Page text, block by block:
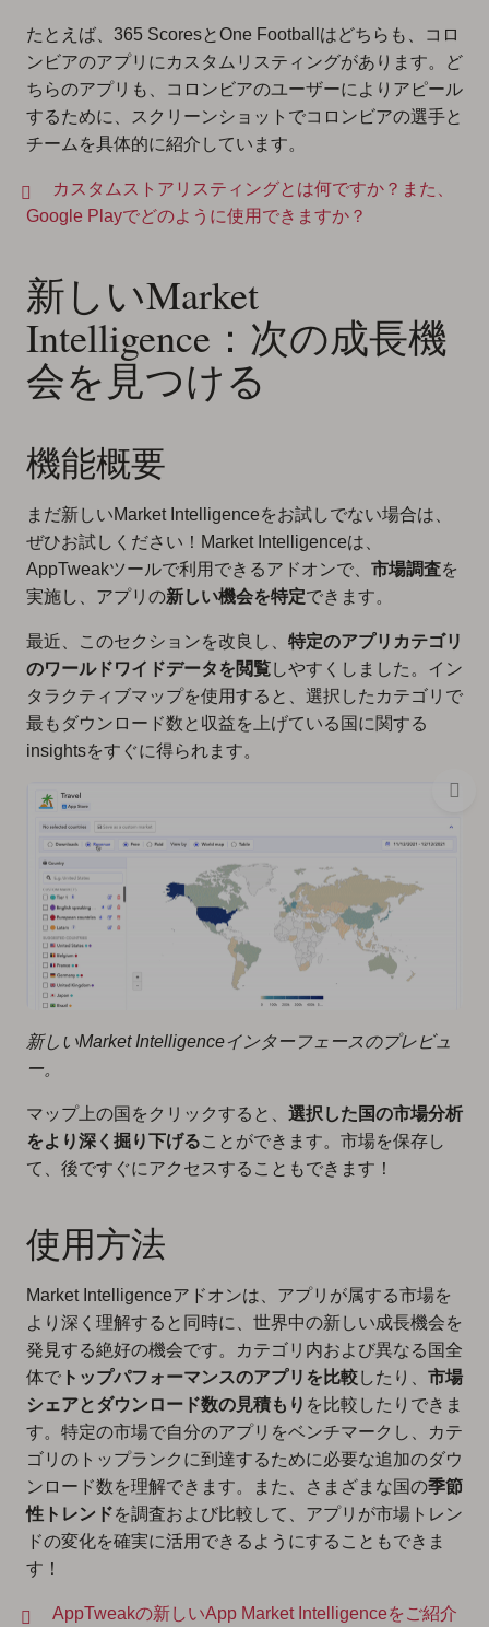
たとえば、365 ScoresとOne Footballはどちらも、コロ
ンビアのアプリにカスタムリスティングがあります。ど
ちらのアプリも、コロンビアのユーザーによりアピール
するために、スクリーンショットでコロンビアの選手と
チームを具体的に紹介しています。
カスタムストアリスティングとは何ですか？また、
Google Playでどのように使用できますか？
新しいMarket
Intelligence：次の成長機
会を見つける
機能概要
まだ新しいMarket Intelligenceをお試しでない場合は、
ぜひお試しください！Market Intelligenceは、
AppTweakツールで利用できるアドオンで、 市場調査を
実施し、アプリの新しい機会を特定できます。
最近、このセクションを改良し、 特定のアプリカテゴリ
のワールドワイドデータを閲覧しやすくしました。イン
タラクティブマップを使用すると、選択したカテゴリで
最もダウンロード数と収益を上げている国に関する
insightsをすぐに得られます。
新しいMarket Intelligenceインターフェースのプレビュ
ー。
マップ上の国をクリックすると、 選択した国の市場分析
をより深く掘り下げることができます。市場を保存し
て、後ですぐにアクセスすることもできます！
使用方法
Market Intelligenceアドオンは、アプリが属する市場を
より深く理解すると同時に、世界中の新しい成長機会を
発見する絶好の機会です。カテゴリ内および異なる国全
体で トップパフォーマンスのアプリを比較したり、 市場
シェアとダウンロード数の見積もり を比較したりできま
す。特定の市場で自分のアプリをベンチマーク し、カテ
ゴリのトップランクに到達するために必要な追加のダウ
ンロード数を理解できます。また、さまざまな国の季節
性トレンドを調査および比較して、アプリが市場トレン
ドの変化を確実に活用できるようにすることもできま
す！
AppTweakの新しいApp Market Intelligenceをご紹介